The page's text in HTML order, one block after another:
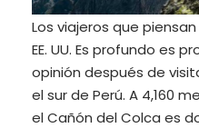
Los viajeros que
EE. UU. Es profundo es
opinión después de
el sur de Perú. A 4,160
el Cañón del Colca es